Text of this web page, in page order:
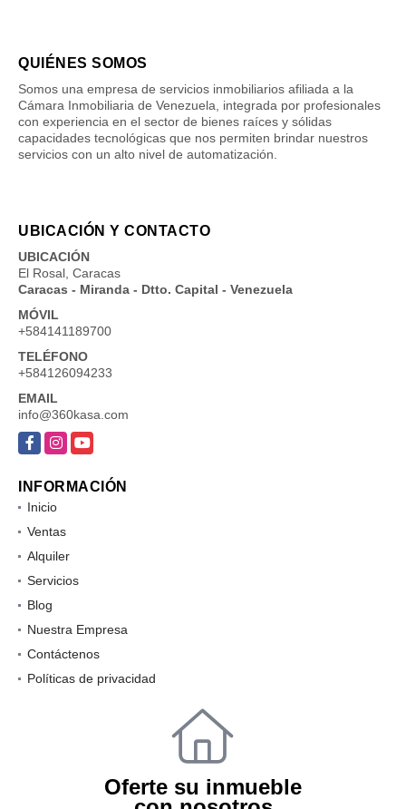
QUIÉNES SOMOS
Somos una empresa de servicios inmobiliarios afiliada a la
Cámara Inmobiliaria de Venezuela, integrada por profesionales
con experiencia en el sector de bienes raíces y sólidas
capacidades tecnológicas que nos permiten brindar nuestros
servicios con un alto nivel de automatización.
UBICACIÓN Y CONTACTO
UBICACIÓN
El Rosal, Caracas
Caracas - Miranda - Dtto. Capital - Venezuela
MÓVIL
+584141189700
TELÉFONO
+584126094233
EMAIL
info@360kasa.com
Facebook
InstagramYouTube
INFORMACIÓN
Inicio
Ventas
Alquiler
Servicios
Blog
Nuestra Empresa
Contáctenos
Políticas de privacidad
Oferte su inmueble